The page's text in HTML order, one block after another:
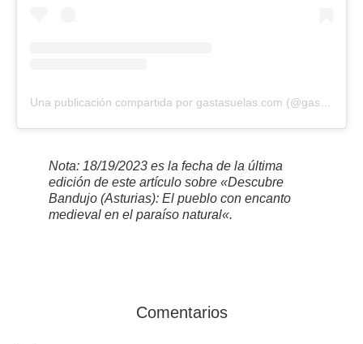
Una publicación compartida por gastasuelas.com (@gasta_suelas)
Nota: 18/19/2023 es la fecha de la última
edición de este artículo sobre «Descubre
Bandujo (Asturias): El pueblo con encanto
medieval en el paraíso natural«.
Comentarios